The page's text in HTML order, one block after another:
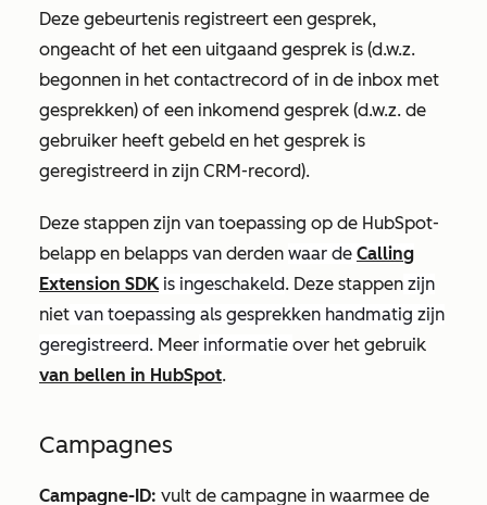
Deze gebeurtenis registreert een gesprek,
ongeacht of het een uitgaand gesprek is (d.w.z.
begonnen in het contactrecord of in de inbox met
gesprekken) of een inkomend gesprek (d.w.z. de
gebruiker heeft gebeld en het gesprek is
geregistreerd in zijn CRM-record).
Deze stappen zijn van toepassing op de HubSpot-
belapp en belapps van derden waar de Calling
Extension SDK is ingeschakeld. Deze stappen zijn
niet van toepassing als gesprekken handmatig zijn
geregistreerd. Meer informatie over het gebruik
van bellen in HubSpot.
Campagnes
Campagne-ID: vult de campagne in waarmee de